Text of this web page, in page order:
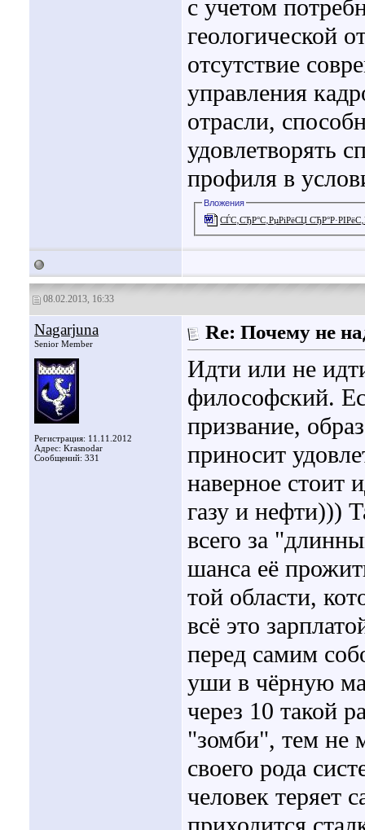
с учетом
геологической
отсутствие
управления
отрасли,
удовлетворять
профиля в
Вложения
СЃС‚СЂР°С‚РµРіРёСЏ
08.02.2013, 16:33
Nagarjuna
Senior Member
Регистрация: 11.11.2012
Адрес: Krasnodar
Сообщений: 331
Re: Почему не
Идти или не
философский.
призвание,
приносит
наверное стоит
газу и нефти)))
всего за
шанса её
той области,
всё это
перед самим
уши в чёрную
через 10 такой
"зомби", тем не
своего рода
человек теряет